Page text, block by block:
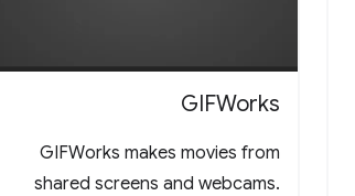
GIFWorks
GIFWorks makes movies from
shared screens and webcams.